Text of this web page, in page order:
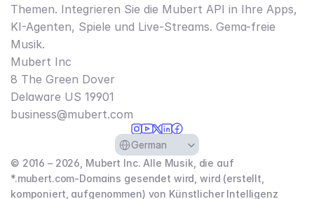
Themen. Integrieren Sie die Mubert API in Ihre Apps,
KI-Agenten, Spiele und Live-Streams. Gema-freie
Musik.
Mubert Inc
8 The Green Dover
Delaware US 19901​
business@mubert.com
Select Language
German
© 2016 – 2026, Mubert Inc. Alle Musik, die auf
*.mubert.com-Domains gesendet wird, wird (erstellt,
komponiert, aufgenommen) von Künstlicher Intelligenz